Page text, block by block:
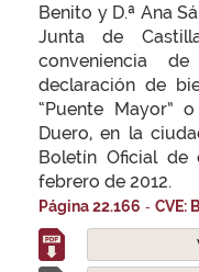
Benito y D.ª Ana
Junta de
conveniencia
declaración de
“Puente Mayor”
Duero, en la
Boletín Oficial de
febrero de 2012.
Página 22.166 - CVE: